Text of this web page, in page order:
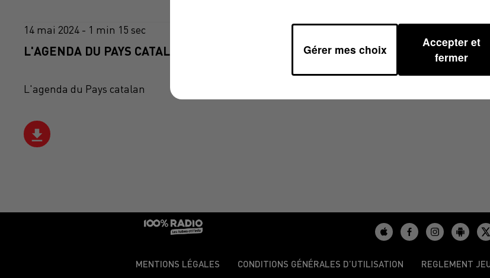
14 mai 2024 - 1 min 15 sec
L'AGENDA DU PAYS CATALANS DU 14/05/2024 À 16H38
L'agenda du Pays catalan
MENTIONS LÉGALES CONDITIONS GÉNÉRALES D’UTILISATION REGLEMENT
Gérer mes choix
Accepter et
fermer